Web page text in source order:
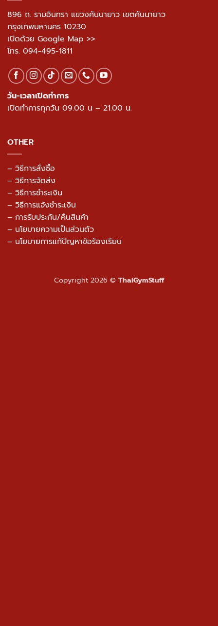
896 ถ. รามอินทรา แขวงคันนายาว เขตคันนายาว
กรุงเทพมหานคร 10230
เปิดด้วย Google Map >>
โทร. 094-495-1811
วัน-เวลาเปิดทำการ
เปิดทำการทุกวัน 09.00 น – 21.00 น.
OTHER
– วิธีการสั่งซื้อ
– วิธีการจัดส่ง
– วิธีการชำระเงิน
– วิธีการแจ้งชำระเงิน
– การรับประกัน/คืนสินค้า
– นโยบายความเป็นส่วนตัว
– นโยบายการแก้ปัญหาข้อร้องเรียน
Copyright 2026 © ThaiGymStuff